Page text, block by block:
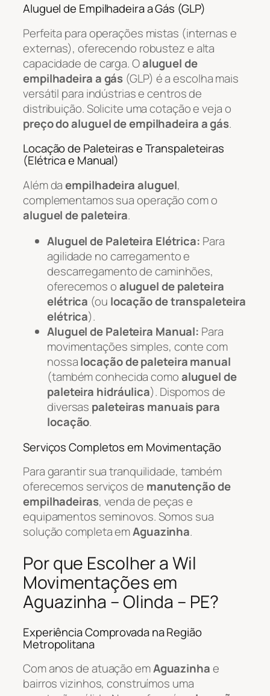
Aluguel de Empilhadeira a Gás (GLP)
Perfeita para operações mistas (internas e
externas), oferecendo robustez e alta
capacidade de carga. Oaluguel de
empilhadeira a gás (GLP) é a escolha mais
versátil para indústrias e centros de
distribuição. Solicite uma cotação e veja o
preço do aluguel de empilhadeira a gás.
Locação de Paleteiras e Transpaleteiras
(Elétrica e Manual)
Além daempilhadeira aluguel,
complementamos sua operação com o
aluguel de paleteira.
Aluguel de Paleteira Elétrica: Para
agilidade no carregamento e
descarregamento de caminhões,
oferecemos oaluguel de paleteira
elétrica (ou locação de transpaleteira
elétrica).
Aluguel de Paleteira Manual: Para
movimentações simples, conte com
nossalocação de paleteira manual
(também conhecida comoaluguel de
paleteira hidráulica). Dispomos de
diversas paleteiras manuais para
locação.
Serviços Completos em Movimentação
Para garantir sua tranquilidade, também
oferecemos serviços de manutenção de
empilhadeiras, venda de peças e
equipamentos seminovos. Somos sua
solução completa emAguazinha.
Por que Escolher a Wil
Movimentações em
Aguazinha – Olinda – PE?
Experiência Comprovada na Região
Metropolitana
Com anos de atuação emAguazinhae
bairros vizinhos, construímos uma